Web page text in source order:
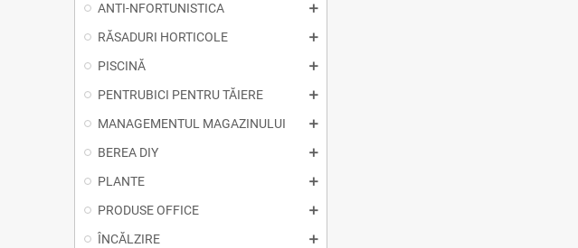
ANTI-NFORTUNISTICA
RĂSADURI HORTICOLE
PISCINĂ
PENTRUBICI PENTRU TĂIERE
MANAGEMENTUL MAGAZINULUI
BEREA DIY
PLANTE
PRODUSE OFFICE
ÎNCĂLZIRE